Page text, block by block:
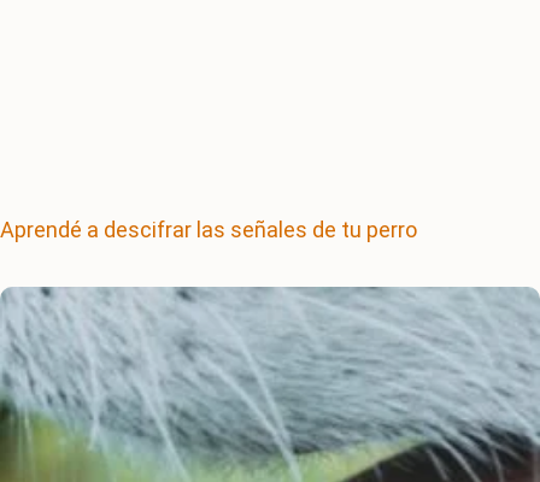
Aprendé a descifrar las señales de tu perro